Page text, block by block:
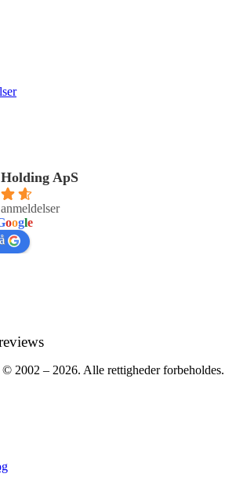
ApS
oogle
© 2002 – 2026. Alle rettigheder forbeholdes.